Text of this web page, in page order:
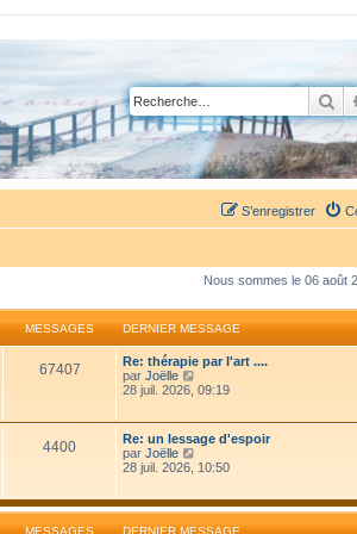
S’enregistrer
Nous sommes le 06 août
MESSAGES DERNIER MESSAGE
67407
Re: thérapie par l'art ....
par Joëlle
o
e
d
e
n
i
e
28 juil. 2026, 09:19
4400
Re: un lessage d'espoir
par Joëlle
o
l
28 juil. 2026, 10:50
MESSAGES DERNIER MESSAGE